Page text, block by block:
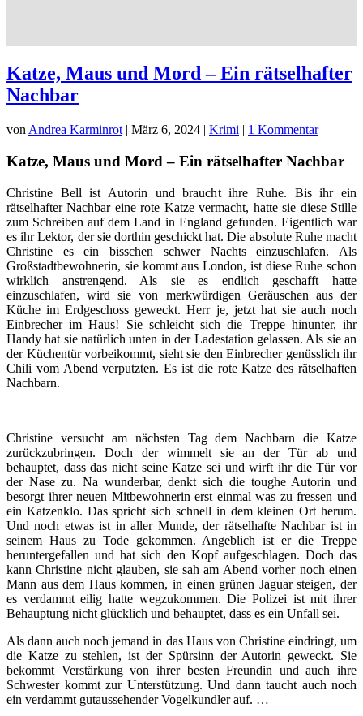
Katze, Maus und Mord – Ein rätselhafter
Nachbar
von Andrea Karminrot | März 6, 2024 | Krimi | 1 Kommentar
Katze, Maus und Mord – Ein rätselhafter Nachbar
Christine Bell ist Autorin und braucht ihre Ruhe. Bis ihr ein
rätselhafter Nachbar eine rote Katze vermacht, hatte sie diese Stille
zum Schreiben auf dem Land in England gefunden. Eigentlich war
es ihr Lektor, der sie dorthin geschickt hat. Die absolute Ruhe macht
Christine es ein bisschen schwer Nachts einzuschlafen. Als
Großstadtbewohnerin, sie kommt aus London, ist diese Ruhe schon
wirklich anstrengend. Als sie es endlich geschafft hatte
einzuschlafen, wird sie von merkwürdigen Geräuschen aus der
Küche im Erdgeschoss geweckt. Herr je, jetzt hat sie auch noch
Einbrecher im Haus! Sie schleicht sich die Treppe hinunter, ihr
Handy hat sie natürlich unten in der Ladestation gelassen. Als sie an
der Küchentür vorbeikommt, sieht sie den Einbrecher genüsslich ihr
Chili vom Abend verputzten. Es ist die rote Katze des rätselhaften
Nachbarn.
Christine versucht am nächsten Tag dem Nachbarn die Katze
zurückzubringen. Doch der wimmelt sie an der Tür ab und
behauptet, dass das nicht seine Katze sei und wirft ihr die Tür vor
der Nase zu. Na wunderbar, denkt sich die toughe Autorin und
besorgt ihrer neuen Mitbewohnerin erst einmal was zu fressen und
ein Katzenklo. Das spricht sich schnell in dem kleinen Ort herum.
Und noch etwas ist in aller Munde, der rätselhafte Nachbar ist in
seinem Haus zu Tode gekommen. Angeblich ist er die Treppe
heruntergefallen und hat sich den Kopf aufgeschlagen. Doch das
kann Christine nicht glauben, sie sah am Abend vorher noch einen
Mann aus dem Haus kommen, in einen grünen Jaguar steigen, der
es verdammt eilig hatte wegzukommen. Die Polizei ist mit ihrer
Behauptung nicht glücklich und behauptet, dass es ein Unfall sei.
Als dann auch noch jemand in das Haus von Christine eindringt, um
die Katze zu stehlen, ist der Spürsinn der Autorin geweckt. Sie
bekommt Verstärkung von ihrer besten Freundin und auch ihre
Schwester kommt zur Unterstützung. Und dann taucht auch noch
ein verdammt gutaussehender Vogelkundler auf. …